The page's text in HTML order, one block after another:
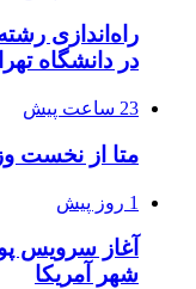
در دانشگاه
23 ساعت پیش
متا از نخست
1 روز پیش
آغاز سرویس
شهر آمریکا